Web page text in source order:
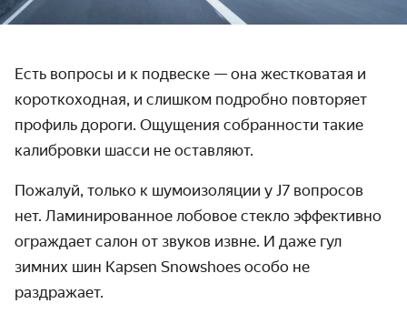
Есть вопросы и к подвеске — она жестковатая и
короткоходная, и слишком подробно повторяет
профиль дороги. Ощущения собранности такие
калибровки шасси не оставляют.
Пожалуй, только к шумоизоляции у J7 вопросов
нет. Ламинированное лобовое стекло эффективно
ограждает салон от звуков извне. И даже гул
зимних шин Kapsen Snowshoes особо не
раздражает.